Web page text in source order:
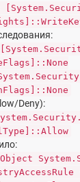
Deny):